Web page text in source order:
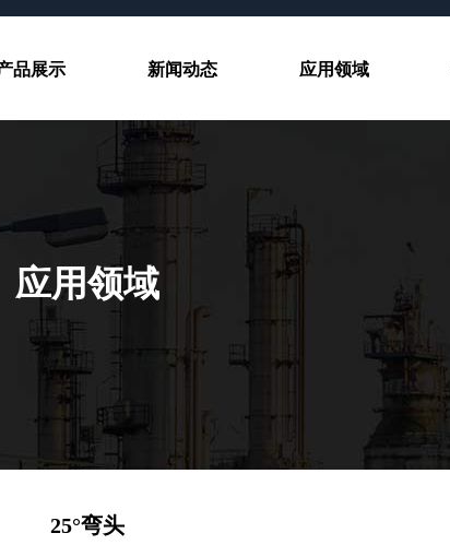
品展示 新闻动态 应用领域
应用领域
25°弯头